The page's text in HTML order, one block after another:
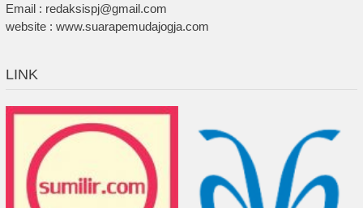
Email : redaksispj@gmail.com
website : www.suarapemudajogja.com
LINK